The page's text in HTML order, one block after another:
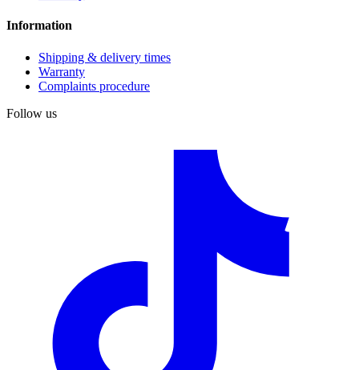
Information
Shipping & delivery times
Warranty
Complaints procedure
Follow us